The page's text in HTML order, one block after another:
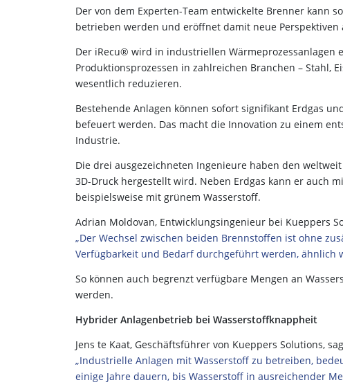
Der von dem Experten-Team entwickelte Brenner kann
betrieben werden und eröffnet damit neue
Der iRecu® wird in industriellen Wärmeprozessanlagen
Produktionsprozessen in zahlreichen Branchen – Stahl,
wesentlich reduzieren.
Bestehende Anlagen können sofort signifikant Erdgas
befeuert werden. Das macht die Innovation zu einem
Industrie.
Die drei ausgezeichneten Ingenieure haben den
3D-Druck hergestellt wird. Neben Erdgas kann er auch
beispielsweise mit grünem Wasserstoff.
Adrian Moldovan, Entwicklungsingenieur bei Kueppers
„Der Wechsel zwischen beiden Brennstoffen ist ohne
Verfügbarkeit und Bedarf durchgeführt werden, ähnlich
So können auch begrenzt verfügbare Mengen an
werden.
Hybrider Anlagenbetrieb bei Wasserstoffknappheit
Jens te Kaat, Geschäftsführer von Kueppers Solutions,
„Industrielle Anlagen mit Wasserstoff zu betreiben,
einige Jahre dauern, bis Wasserstoff in ausreichender